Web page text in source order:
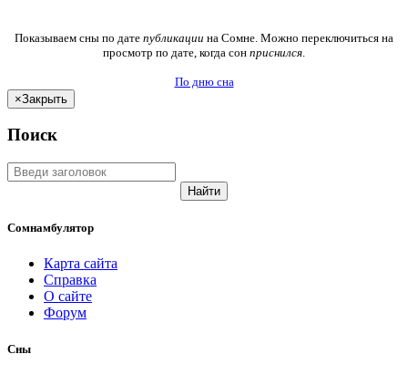
Показываем сны по дате публикации на Сомне. Можно переключиться на
просмотр по дате, когда сон приснился.
По дню сна
×Закрыть
Поиск
Найти
Сомнамбулятор
Карта сайта
Справка
О сайте
Форум
Сны